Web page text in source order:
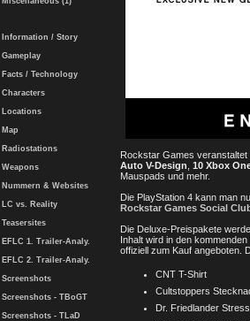
Information / Story
Gameplay
Facts / Technology
Characters
Locations
Map
Radiostations
Weapons
Nummern & Websites
LC vs. Reality
Teasersites
EFLC 1. Trailer-Analy.
EFLC 2. Trailer-Analy.
Screenshots
Screenshots - TBoGT
Screenshots - TLaD
Rockstar Games veranstaltet
Auto V-Design 10 Xbox
Mauspads und mehr.
Die PlayStation 4 kann man
Rockstar Games Social
Die Deluxe-Preispakete
Inhalt wird in den
offiziell zum Kauf angeboten.
CNT T-Shirt
Cultstoppers
Dr. Friedlander